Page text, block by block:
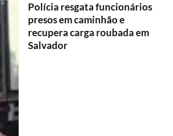
Polícia resgata funcionários
presos em caminhão e
recupera carga roubada em
Salvador